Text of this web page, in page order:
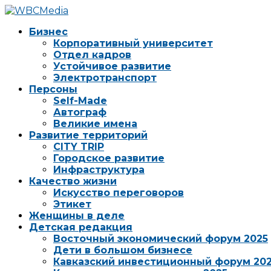
Бизнес
Корпоративный университет
Отдел кадров
Устойчивое развитие
Электротранспорт
Персоны
Self-Made
Автограф
Великие имена
Развитие территорий
CITY TRIP
Городское развитие
Инфраструктура
Качество жизни
Искусство переговоров
Этикет
Женщины в деле
Детская редакция
Восточный экономический форум 2025
Дети в большом бизнесе
Кавказский инвестиционный форум